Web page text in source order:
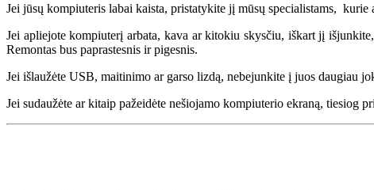
Jei jūsų kompiuteris labai kaista, pristatykite jį mūsų specialistams,
Jei apliejote kompiuterį arbata, kava ar kitokiu skysčiu, iškart jį
Remontas bus paprastesnis ir pigesnis.
Jei išlaužėte USB, maitinimo ar garso lizdą, nebejunkite į juos daugiau
Jei sudaužėte ar kitaip pažeidėte nešiojamo kompiuterio ekraną, tiesiog